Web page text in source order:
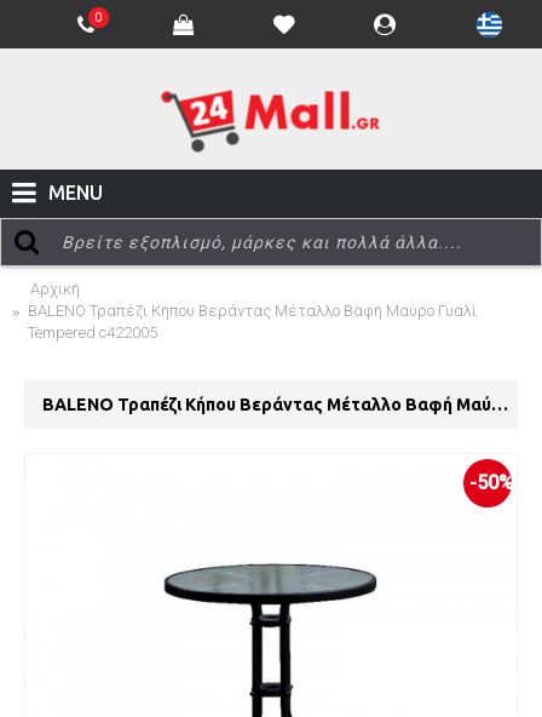
0
MENU
Αρχική
BALENO Τραπέζι Κήπου Βεράντας Μέταλλο Βαφή Μαύρο Γυαλί
Tempered c422005
BALENO Τραπέζι Κήπου Βεράντας Μέταλλο Βαφή Μαύρο Γυαλί Tempered c422005
-50%